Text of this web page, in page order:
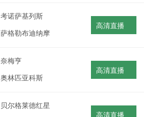
考诺萨基列斯
萨格勒布迪纳摩
高清直播
奈梅亨
奥林匹亚科斯
高清直播
贝尔格莱德红星
高清直播